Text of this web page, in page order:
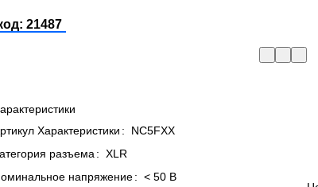
21487
Характеристики :
NC5FXX
разъема : XLR
напряжение: < 50 В